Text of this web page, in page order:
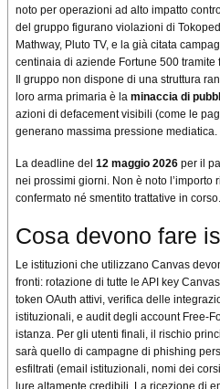
noto per operazioni ad alto impatto
del gruppo figurano violazioni di
Mathway, Pluto TV, e la già citata
centinaia di aziende Fortune 500 tramite
Il gruppo non dispone di una struttura
loro arma primaria è la minaccia di
azioni di defacement visibili (come le
generano massima pressione mediatica.
La deadline del 12 maggio 2026 per il
nei prossimi giorni. Non è noto l’importo
confermato né smentito trattative in corso.
Cosa devono fare
Le istituzioni che utilizzano Canvas
fronti: rotazione di tutte le API key
token OAuth attivi, verifica delle
istituzionali, e audit degli account Free-
istanza. Per gli utenti finali, il rischio
sarà quello di campagne di phishing
esfiltrati (email istituzionali, nomi dei
lure altamente credibili. La ricezione di